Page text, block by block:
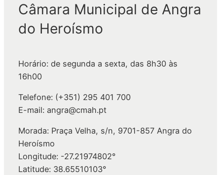
Câmara Municipal de Angra
do Heroísmo
Horário: de segunda a sexta, das 8h30 às
16h00
Telefone: (+351) 295 401 700
E-mail: angra@cmah.pt
Morada: Praça Velha, s/n, 9701-857 Angra do
Heroísmo
Longitude: -27.21974802°
Latitude: 38.65510103°